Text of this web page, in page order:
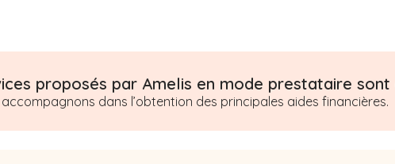
proposés par Amelis en mode prestataire
dans l’obtention des principales aides financières.